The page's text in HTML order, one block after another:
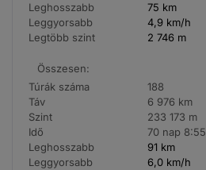
Leghosszabb
75 km
Leggyorsabb
4,9 km/h
Legtöbb szint
2 746 m
Összesen:
Túrák száma
188
Táv
6 976 km
Szint
233 173 m
Idő
70 nap 8:55
Leghosszabb
91 km
Leggyorsabb
6,0 km/h